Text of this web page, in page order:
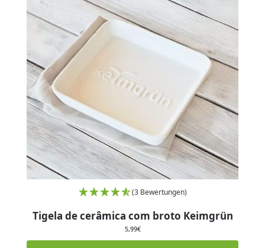
(3 Bewertungen)
Tigela de cerâmica com broto Keimgrün
5,99€